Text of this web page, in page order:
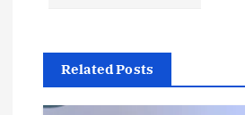
v
Related Posts